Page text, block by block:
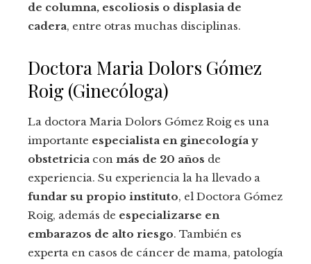
de columna, escoliosis o displasia de
cadera, entre otras muchas disciplinas.
Doctora Maria Dolors Gómez
Roig (Ginecóloga)
La doctora Maria Dolors Gómez Roig es una
importante especialista en ginecología y
obstetricia con más de 20 años de
experiencia. Su experiencia la ha llevado a
fundar su propio instituto, el Doctora Gómez
Roig, además de especializarse en
embarazos de alto riesgo. También es
experta en casos de cáncer de mama, patología